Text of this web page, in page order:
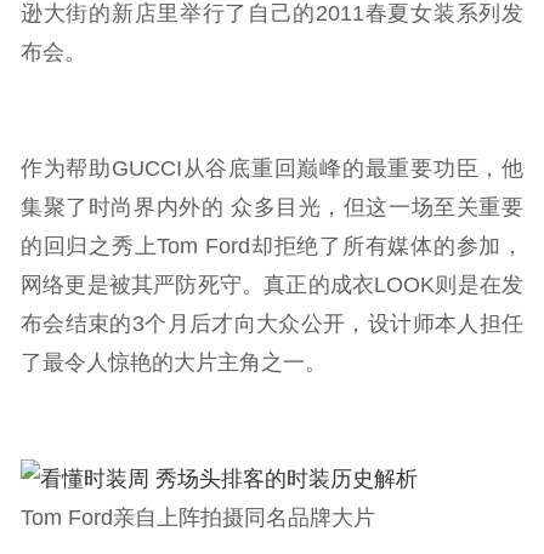
逊大街的新店里举行了自己的2011春夏女装系列发
布会。
作为帮助GUCCI从谷底重回巅峰的最重要功臣，他
集聚了时尚界内外的 众多目光，但这一场至关重要
的回归之秀上Tom Ford却拒绝了所有媒体的参加，
网络更是被其严防死守。真正的成衣LOOK则是在发
布会结束的3个月后才向大众公开，设计师本人担任
了最令人惊艳的大片主角之一。
Tom Ford亲自上阵拍摄同名品牌大片